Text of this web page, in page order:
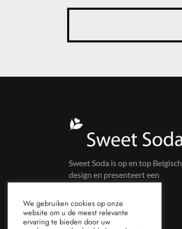
Sweet Soda is op en top Belgisch
design en presenteert een
zelfbewuste vrouwen.
We gebruiken cookies op onze
website om u de meest relevante
ervaring te bieden door uw